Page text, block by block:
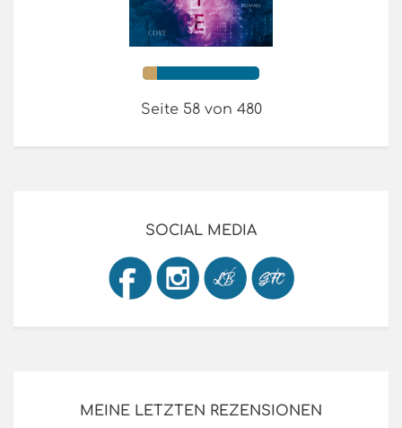
Seite 58 von 480
SOCIAL MEDIA
MEINE LETZTEN REZENSIONEN